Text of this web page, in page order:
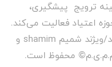
ترویج پیشگیری،
اعتیاد فعالیت می‌کند.
حق مالکیت و کپی رایت برند/ویژند شمیم shamim و